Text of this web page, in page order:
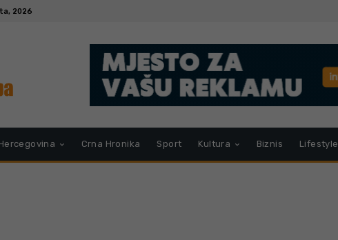
2026
Crna Hronika Sport Kultura Biznis Lifestyle